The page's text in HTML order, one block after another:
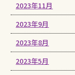
2023年11月
2023年9月
2023年8月
2023年5月